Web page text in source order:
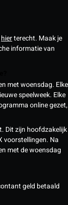
hierterecht. Maak je
informatie van
met woensdag. Elke
speelweek. Elke
online gezet,
Dit zijn hoofdzakelijk
voorstellingen. Na
met de woensdag
geld betaald